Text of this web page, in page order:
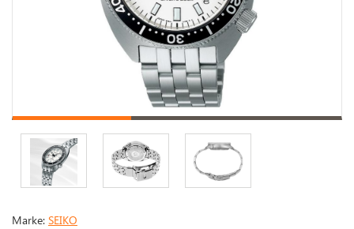
Marke: SEIKO